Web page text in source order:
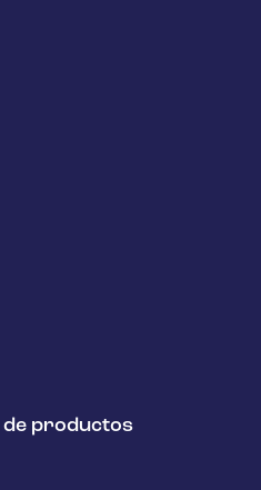
de productos